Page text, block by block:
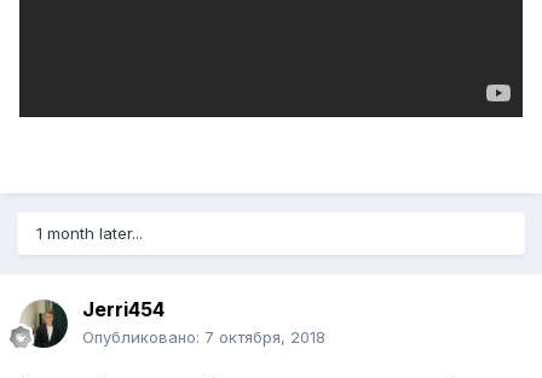
1 month later...
Jerri454
Опубликовано: 7 октября, 2018